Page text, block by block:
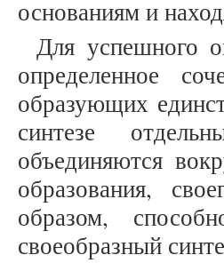
основаниям и
Для успешного
определенное
образующих
синтезе
объединяются
образования,
образом,
своеобразный